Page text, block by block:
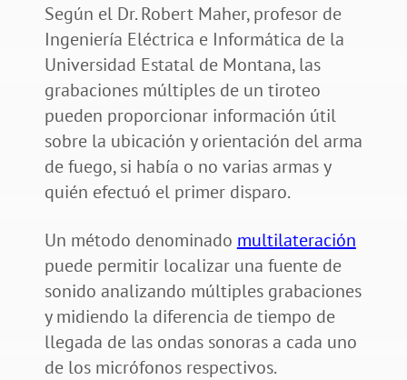
Según el Dr. Robert Maher, profesor de
Ingeniería Eléctrica e Informática de la
Universidad Estatal de Montana, las
grabaciones múltiples de un tiroteo
pueden proporcionar información útil
sobre la ubicación y orientación del arma
de fuego, si había o no varias armas y
quién efectuó el primer disparo.
Un método denominado multilateración
puede permitir localizar una fuente de
sonido analizando múltiples grabaciones
y midiendo la diferencia de tiempo de
llegada de las ondas sonoras a cada uno
de los micrófonos respectivos.